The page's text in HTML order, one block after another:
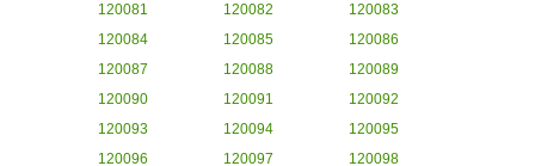
120081
120082
120083
120084
120085
120086
120087
120088
120089
120090
120091
120092
120093
120094
120095
120096
120097 120098